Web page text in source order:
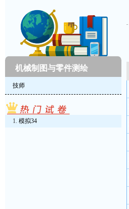
机械制图与零件测绘
技师
模拟34